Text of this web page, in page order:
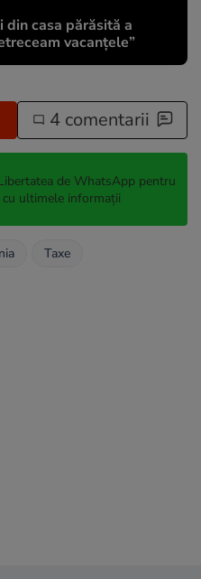
casa părăsită a
vacanțele”
4 comentarii
de WhatsApp pentru
ultimele informații
Taxe